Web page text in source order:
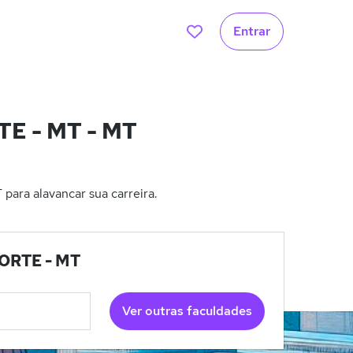
Entrar
- MT - MT
alavancar sua carreira.
- MT
Ver outras faculdades